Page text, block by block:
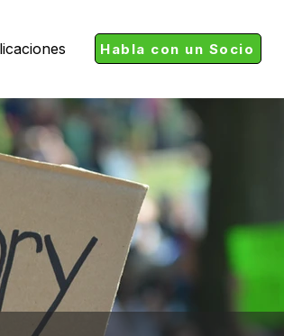
Habla con un Socio